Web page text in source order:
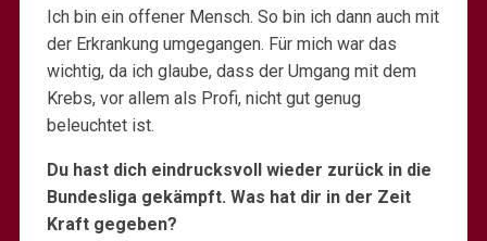
Ich bin ein offener Mensch. So bin ich dann auch mit
der Erkrankung umgegangen. Für mich war das
wichtig, da ich glaube, dass der Umgang mit dem
Krebs, vor allem als Profi, nicht gut genug
beleuchtet ist.
Du hast dich eindrucksvoll wieder zurück in die
Bundesliga gekämpft. Was hat dir in der Zeit
Kraft gegeben?